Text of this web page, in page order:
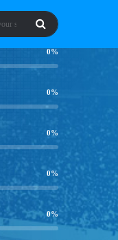
0%
0%
0%
0%
0%